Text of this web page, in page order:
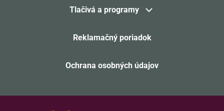
Tlačivá a programy
Reklamačný poriadok
Ochrana osobných údajov